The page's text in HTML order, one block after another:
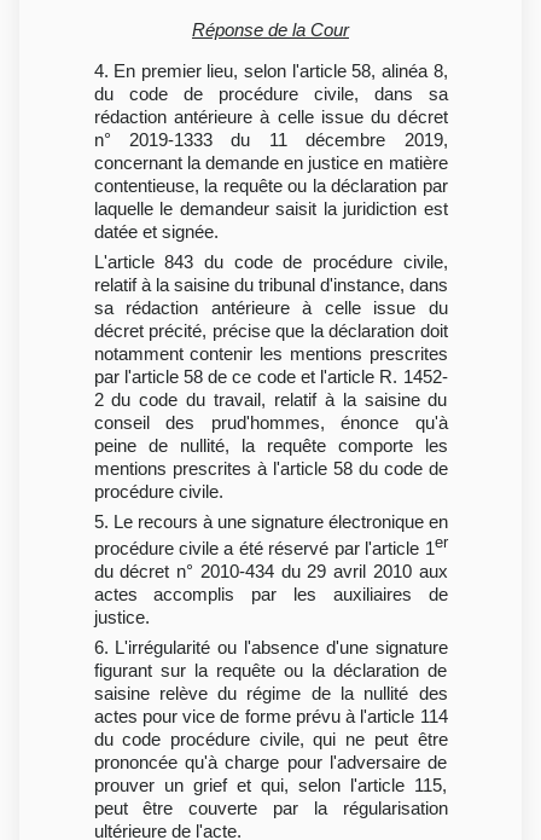
Réponse de la Cour
4. En premier lieu, selon l'article 58, alinéa 8,
du code de procédure civile, dans sa
rédaction antérieure à celle issue du décret
n° 2019-1333 du 11 décembre 2019,
concernant la demande en justice en matière
contentieuse, la requête ou la déclaration par
laquelle le demandeur saisit la juridiction est
datée et signée.
L'article 843 du code de procédure civile,
relatif à la saisine du tribunal d'instance, dans
sa rédaction antérieure à celle issue du
décret précité, précise que la déclaration doit
notamment contenir les mentions prescrites
par l'article 58 de ce code et l'article R. 1452-
2 du code du travail, relatif à la saisine du
conseil des prud'hommes, énonce qu'à
peine de nullité, la requête comporte les
mentions prescrites à l'article 58 du code de
procédure civile.
5. Le recours à une signature électronique en
procédure civile a été réservé par l'article 1er
du décret n° 2010-434 du 29 avril 2010 aux
actes accomplis par les auxiliaires de
justice.
6. L'irrégularité ou l'absence d'une signature
figurant sur la requête ou la déclaration de
saisine relève du régime de la nullité des
actes pour vice de forme prévu à l'article 114
du code procédure civile, qui ne peut être
prononcée qu'à charge pour l'adversaire de
prouver un grief et qui, selon l'article 115,
peut être couverte par la régularisation
ultérieure de l'acte.